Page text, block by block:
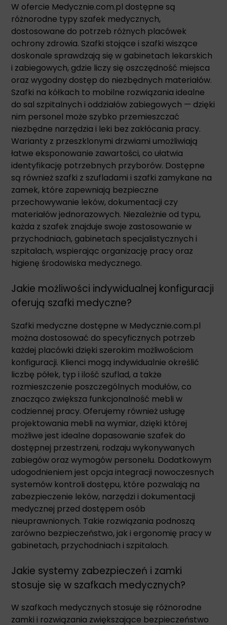
W ofercie Medycznie.com.pl dostępne są
różnorodne typy szafek medycznych,
dostosowane do potrzeb różnych placówek
ochrony zdrowia. Szafki stojące i szafki wiszące
doskonale sprawdzają się w gabinetach lekarskich
i zabiegowych, gdzie liczy się oszczędność miejsca
oraz wygodny dostęp do niezbędnych materiałów.
Szafki na kółkach to mobilne rozwiązania idealne
do sal szpitalnych i oddziałów zabiegowych — dzięki
nim personel może szybko przemieszczać
niezbędne narzędzia i leki bez zakłócania pracy.
Warianty z przeszklonymi drzwiami umożliwiają
łatwe eksponowanie zawartości, co ułatwia
identyfikację potrzebnych przyborów. Dostępne
są również szafki z szufladami i szafki zamykane na
zamek, które zapewniają bezpieczne
przechowywanie leków, dokumentacji czy
materiałów jednorazowych. Niezależnie od typu,
każda z szafek znajduje swoje zastosowanie w
przychodniach, gabinetach specjalistycznych i
szpitalach, wspierając organizację pracy oraz
higienę środowiska medycznego.
Jakie możliwości indywidualnej konfiguracji
oferują szafki medyczne?
Szafki medyczne dostępne w Medycznie.com.pl
można dostosować do specyficznych potrzeb
każdej placówki dzięki szerokim możliwościom
konfiguracji. Klienci mogą indywidualnie określić
liczbę półek, typ i ilość szuflad, a także
rozmieszczenie poszczególnych modułów, co
znacząco zwiększa funkcjonalność mebli w
codziennej pracy. Oferujemy również usługę
projektowania mebli na wymiar, dzięki której
możliwe jest idealne dopasowanie szafek do
dostępnej przestrzeni, rodzaju wykonywanych
zabiegów oraz wymogów personelu. Dodatkowym
udogodnieniem jest opcja integracji nowoczesnych
systemów kontroli dostępu, które pozwalają na
zabezpieczenie leków, narzędzi i dokumentacji
medycznej przed dostępem osób
nieuprawnionych. Takie rozwiązania podnoszą
zarówno bezpieczeństwo, jak i ergonomię pracy w
gabinetach, przychodniach i szpitalach.
Jakie systemy zabezpieczeń i zamki
stosuje się w szafkach medycznych?
W szafkach medycznych stosuje się różnorodne
zamki i rozwiązania zwiększające bezpieczeństwo